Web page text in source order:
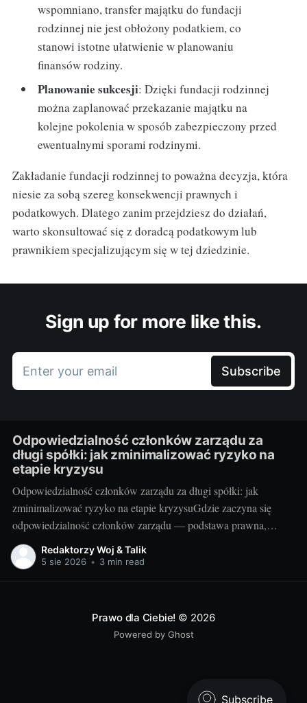
wspomniano, transfer majątku do fundacji
rodzinnej nie jest obłożony podatkiem, co
stanowi istotne ułatwienie w planowaniu
finansów rodziny.
Planowanie sukcesji: Dzięki fundacji rodzinnej
można zaplanować przekazanie majątku na
kolejne pokolenia w sposób zabezpieczony przed
ewentualnymi sporami rodzinymi.
Zakładanie fundacji rodzinnej to poważna decyzja, która
niesie za sobą szereg konsekwencji prawnych i
podatkowych. Dlatego zanim przejdziesz do działań,
warto skonsultować się z doradcą podatkowym lub
prawnikiem specjalizującym się w tej dziedzinie.
Sign up for more like this.
Enter your email Subscribe
Odpowiedzialność członków zarządu za
długi spółki: jak zminimalizować ryzyko na
etapie kryzysu
Odpowiedzialność członków zarządu za długi spółki: jak
zminimalizować ryzyko na etapie kryzysuGdzie zaczyna się
odpowiedzialność członków zarządu — podstawa prawna,
przesłanki i granice ryzykaW polskim prawie podstawową osią
odpowiedzialności menedżerów jest zasada, że spółka
Redaktorzy Woj & Talik
5 sie 2026 • 3 min read
Prawo dla Ciebie! © 2026
Powered by Ghost